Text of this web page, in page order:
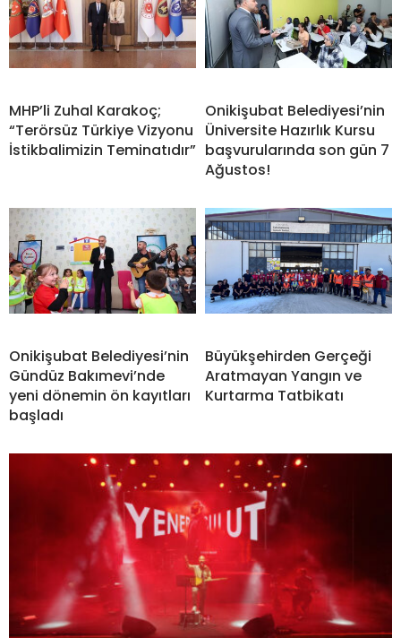
MHP’li Zuhal Karakoç;
“Terörsüz Türkiye Vizyonu
İstikbalimizin Teminatıdır”
Onikişubat Belediyesi’nin
Üniversite Hazırlık Kursu
başvurularında son gün 7
Ağustos!
Onikişubat Belediyesi’nin
Gündüz Bakımevi’nde
yeni dönemin ön kayıtları
başladı
Büyükşehirden Gerçeği
Aratmayan Yangın ve
Kurtarma Tatbikatı